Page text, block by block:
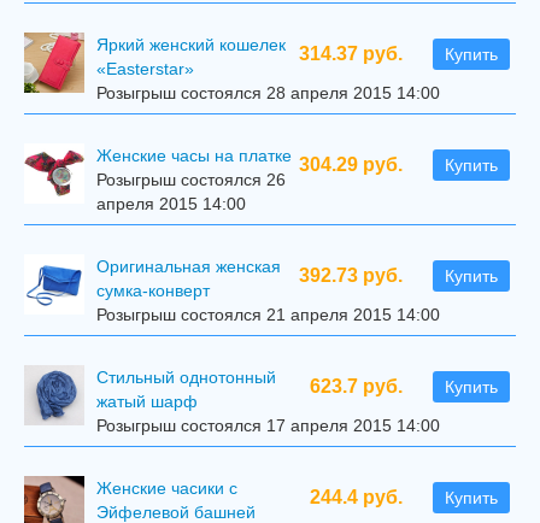
314.37 руб. Купить
Яркий женский кошелек
«Easterstar»
Розыгрыш состоялся 28 апреля 2015 14:00
304.29 руб. Купить
Женские часы на платке
Розыгрыш состоялся 26
апреля 2015 14:00
392.73 руб. Купить
Оригинальная женская
сумка-конверт
Розыгрыш состоялся 21 апреля 2015 14:00
623.7 руб. Купить
Стильный однотонный
жатый шарф
Розыгрыш состоялся 17 апреля 2015 14:00
244.4 руб. Купить
Женские часики с
Эйфелевой башней